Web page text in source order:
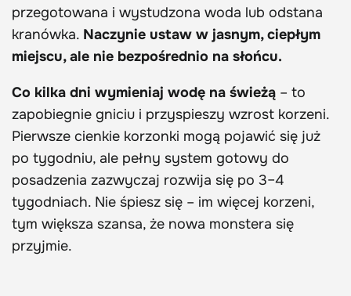
przegotowana i wystudzona woda lub odstana
kranówka. Naczynie ustaw w jasnym, ciepłym
miejscu, ale nie bezpośrednio na słońcu.
Co kilka dni wymieniaj wodę na świeżą – to
zapobiegnie gniciu i przyspieszy wzrost korzeni.
Pierwsze cienkie korzonki mogą pojawić się już
po tygodniu, ale pełny system gotowy do
posadzenia zazwyczaj rozwija się po 3–4
tygodniach. Nie śpiesz się – im więcej korzeni,
tym większa szansa, że nowa monstera się
przyjmie.